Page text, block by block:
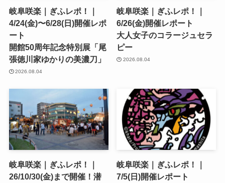
岐阜咲楽｜ぎふレポ！｜
4/24(金)〜6/28(日)開催レポ
ート
開館50周年記念特別展「尾
張徳川家ゆかりの美濃刀」
2026.08.04
岐阜咲楽｜ぎふレポ！｜
6/26(金)開催レポート
大人女子のコラージュセラ
ピー
2026.08.04
岐阜咲楽｜ぎふレポ！｜
26/10/30(金)まで開催！潜
岐阜咲楽｜ぎふレポ！｜
7/5(日)開催レポート